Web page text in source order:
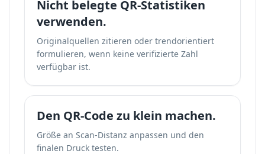
Nicht belegte QR-Statistiken
verwenden.
Originalquellen zitieren oder trendorientiert
formulieren, wenn keine verifizierte Zahl
verfügbar ist.
Den QR-Code zu klein machen.
Größe an Scan-Distanz anpassen und den
finalen Druck testen.